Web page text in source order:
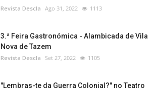
Revista Descla Ago 31, 2022 1113
3.ª Feira Gastronómica - Alambicada de Vila
Nova de Tazem
Revista Descla Set 27, 2022 1105
"Lembras-te da Guerra Colonial?" no Teatro